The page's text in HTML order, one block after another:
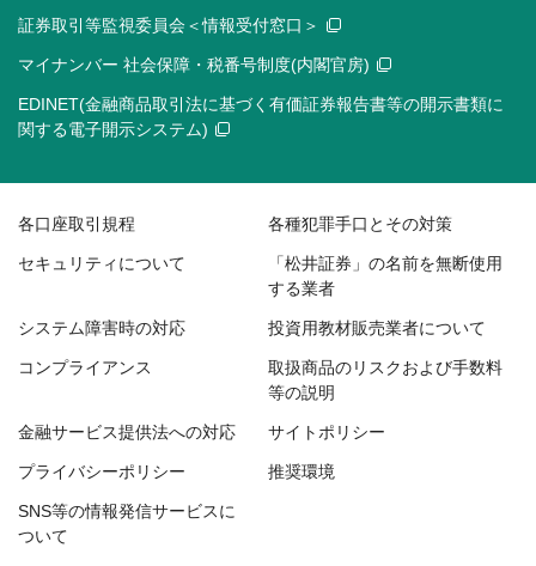
証券取引等監視委員会＜情報受付窓口＞
マイナンバー 社会保障・税番号制度(内閣官房)
EDINET(金融商品取引法に基づく有価証券報告書等の開示書類に
関する電子開示システム)
各口座取引規程 各種犯罪手口とその対策
セキュリティについて
「松井証券」の名前を無断使用
する業者
システム障害時の対応 投資用教材販売業者について
コンプライアンス
取扱商品のリスクおよび手数料
等の説明
金融サービス提供法への対応 サイトポリシー
プライバシーポリシー 推奨環境
SNS等の情報発信サービスに
ついて